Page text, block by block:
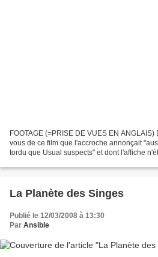
FOOTAGE (=PRISE DE VUES EN
vous de ce film que l'accroche annonçait
tordu que Usual suspects" et dont l'affiche
La Planète des Singes
Publié le 12/03/2008 à 13:30
Par Ansible